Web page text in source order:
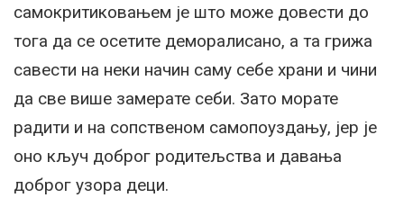
самокритиковањем је што може довести до
тога да се осетите деморалисано, а та грижа
савести на неки начин саму себе храни и чини
да све више замерате себи. Зато морате
радити и на сопственом самопоуздању, јер је
оно кључ доброг родитељства и давања
доброг узора деци.